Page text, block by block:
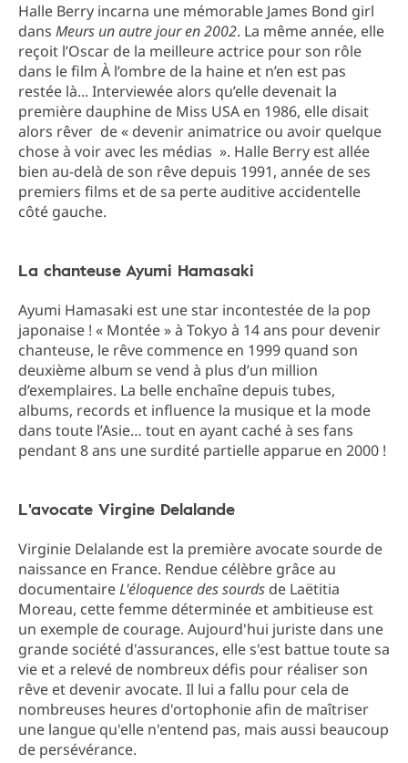
Halle Berry incarna une mémorable James Bond girl
dans Meurs un autre jour en 2002. La même année, elle
reçoit l’Oscar de la meilleure actrice pour son rôle
dans le film À l’ombre de la haine et n’en est pas
restée là... Interviewée alors qu’elle devenait la
première dauphine de Miss USA en 1986, elle disait
alors rêver de « devenir animatrice ou avoir quelque
chose à voir avec les médias ». Halle Berry est allée
bien au-delà de son rêve depuis 1991, année de ses
premiers films et de sa perte auditive accidentelle
côté gauche.
La chanteuse Ayumi Hamasaki
Ayumi Hamasaki est une star incontestée de la pop
japonaise ! « Montée » à Tokyo à 14 ans pour devenir
chanteuse, le rêve commence en 1999 quand son
deuxième album se vend à plus d’un million
d’exemplaires. La belle enchaîne depuis tubes,
albums, records et influence la musique et la mode
dans toute l’Asie… tout en ayant caché à ses fans
pendant 8 ans une surdité partielle apparue en 2000 !
L'avocate Virgine Delalande
Virginie Delalande est la première avocate sourde de
naissance en France. Rendue célèbre grâce au
documentaireL'éloquence des sourds de Laëtitia
Moreau, cette femme déterminée et ambitieuse est
un exemple de courage. Aujourd'hui juriste dans une
grande société d'assurances, elle s'est battue toute sa
vie et a relevé de nombreux défis pour réaliser son
rêve et devenir avocate. Il lui a fallu pour cela de
nombreuses heures d'ortophonie afin de maîtriser
une langue qu'elle n'entend pas, mais aussi beaucoup
de persévérance.